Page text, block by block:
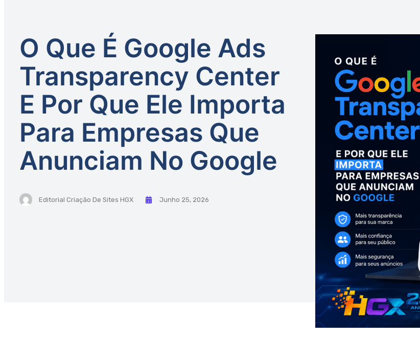
O Que É Google Ads
Transparency Center
E Por Que Ele Importa
Para Empresas Que
Anunciam No Google
Editorial Criação De Sites HGX Junho 25, 2026